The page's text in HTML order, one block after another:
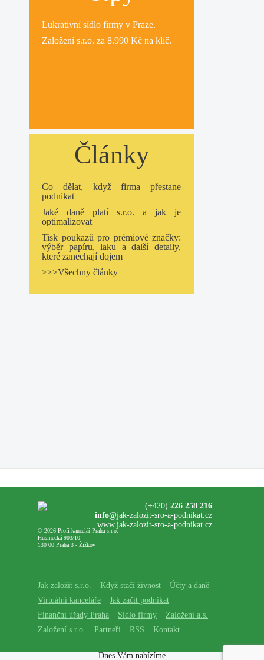
Lukrativnísídlo firmy v Praze.
Založení s.r.o. za 8.990 Kč na klíč.
Články
Co dělat, když firma přestane
podnikat
Jaké daně platí s.r.o. a jak je
optimalizovat
Tisk poukazů pro prémiové značky:
výběr papíru, laku a další detaily,
které zanechají dojem
>>>Všechny články
© 2026 Profi-kancelář Praha s.r.o.
Husinecká 903/10
130 00 Praha 3 - Žižkov
(+420) 226 258 216
info@jak-zalozit-sro-a-podnikat.cz
www.jak-zalozit-sro-a-podnikat.cz
Jak založit s.r.o. Když stačí živnost
Účty a daně
Virtuální kanceláře
Jak začít podnikat
Finanční úřady Praha
Sídlo firmy
Založení a.s.
Založení s.r.o.
Partneři RSS Kontakt
Dnes Vám nabízíme